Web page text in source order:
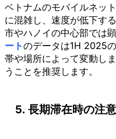
ベトナムのモバイルネッ
に混雑し、速度が低下す
市やハノイの中心部では顕
ートのデータは1H 2025
帯や場所によって変動し
うことを推奨します。
長期滞在時の注